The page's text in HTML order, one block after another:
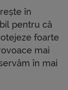
în
pentru că
foarte
mai
în mai